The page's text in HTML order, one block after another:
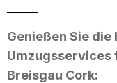
Genießen Sie
Umzugsservices
Breisgau Cork: